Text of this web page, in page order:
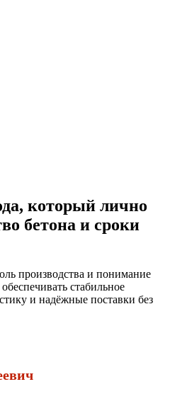
который лично
бетона и сроки
производства и понимание
стабильное
и надёжные поставки без